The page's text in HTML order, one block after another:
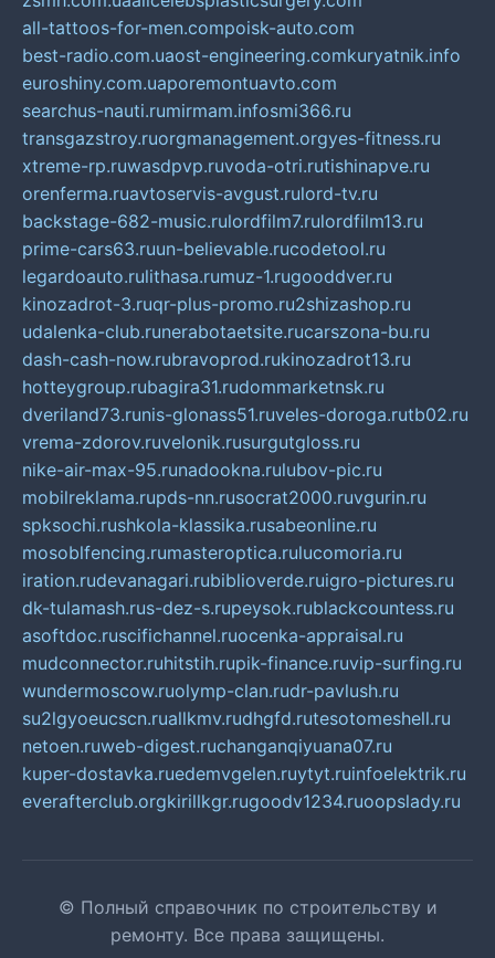
all-tattoos-for-men.compoisk-auto.com
best-radio.com.uaost-engineering.comkuryatnik.info
euroshiny.com.uaporemontuavto.com
searchus-nauti.rumirmam.infosmi366.ru
transgazstroy.ruorgmanagement.orgyes-fitness.ru
xtreme-rp.ruwasdpvp.ruvoda-otri.rutishinapve.ru
orenferma.ruavtoservis-avgust.rulord-tv.ru
backstage-682-music.rulordfilm7.rulordfilm13.ru
prime-cars63.ruun-believable.rucodetool.ru
legardoauto.rulithasa.rumuz-1.rugooddver.ru
kinozadrot-3.ruqr-plus-promo.ru2shizashop.ru
udalenka-club.runerabotaetsite.rucarszona-bu.ru
dash-cash-now.rubravoprod.rukinozadrot13.ru
hotteygroup.rubagira31.rudommarketnsk.ru
dveriland73.runis-glonass51.ruveles-doroga.rutb02.ru
vrema-zdorov.ruvelonik.rusurgutgloss.ru
nike-air-max-95.runadookna.rulubov-pic.ru
mobilreklama.rupds-nn.rusocrat2000.ruvgurin.ru
spksochi.rushkola-klassika.rusabeonline.ru
mosoblfencing.rumasteroptica.rulucomoria.ru
iration.rudevanagari.rubiblioverde.ruigro-pictures.ru
dk-tulamash.rus-dez-s.rupeysok.rublackcountess.ru
asoftdoc.ruscifichannel.ruocenka-appraisal.ru
mudconnector.ruhitstih.rupik-finance.ruvip-surfing.ru
wundermoscow.ruolymp-clan.rudr-pavlush.ru
su2lgyoeucscn.ruallkmv.rudhgfd.rutesotomeshell.ru
netoen.ruweb-digest.ruchanganqiyuana07.ru
kuper-dostavka.ruedemvgelen.ruytyt.ruinfoelektrik.ru
everafterclub.orgkirillkgr.rugoodv1234.ruoopslady.ru
© Полный справочник по строительству и
ремонту. Все права защищены.